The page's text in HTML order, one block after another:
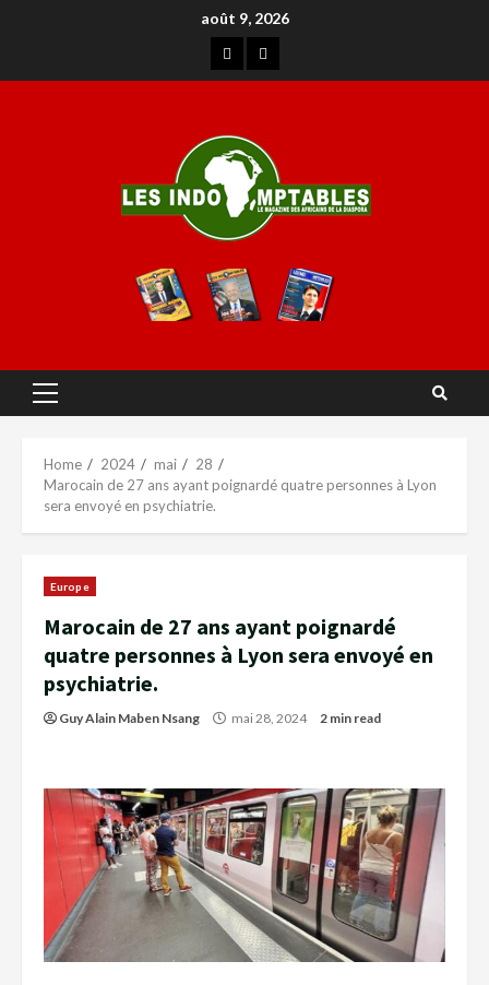
août 9, 2026
Home 2024 mai
28
Marocain de 27 ans ayant poignardé quatre personnes à Lyon
sera envoyé en psychiatrie.
Europe
Marocain de 27 ans ayant poignardé
quatre personnes à Lyon sera envoyé en
psychiatrie.
Guy Alain Maben Nsang mai 28, 2024 2 min read